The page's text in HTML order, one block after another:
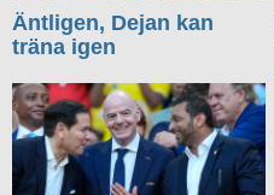
Äntligen, Dejan kan
träna igen